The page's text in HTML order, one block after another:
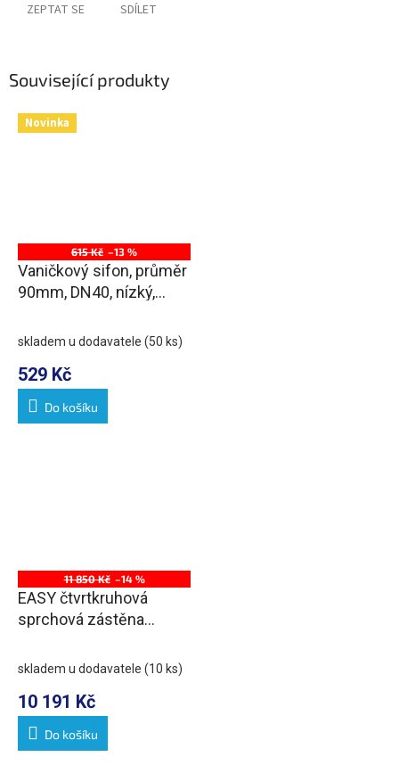
ZEPTAT SE SDÍLET
Související produkty
Novinka
615 Kč –13 %
Vaničkový sifon, průměr
90mm, DN40, nízký,
skladem u dodavatele (50 ks)
529 Kč
Do košíku
11 850 Kč –14 %
EASY čtvrtkruhová
sprchová zástěna
sklo
skladem u dodavatele (10 ks)
10 191 Kč
Do košíku